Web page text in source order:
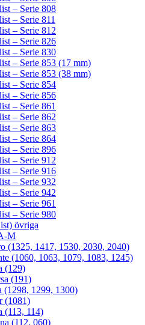
– Serie 808
– Serie 811
– Serie 812
– Serie 826
– Serie 830
– Serie 853 (17 mm)
– Serie 853 (38 mm)
– Serie 854
– Serie 856
– Serie 861
– Serie 862
– Serie 863
– Serie 864
– Serie 896
– Serie 912
– Serie 916
– Serie 932
– Serie 942
– Serie 961
– Serie 980
övriga
M
(1325, 1417, 1530, 2030, 2040)
(1060, 1063, 1079, 1083, 1245)
(129)
(191)
(1298, 1299, 1300)
(1081)
(113, 114)
(112, 060)